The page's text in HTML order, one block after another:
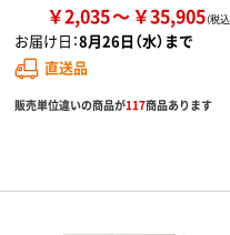
￥2,035 ￥35,905
お届け日：8月26日（水）まで
直送品
販売単位違いの商品が117商品あります